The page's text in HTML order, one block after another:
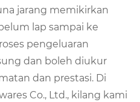
jarang memikirkan
lap sampai ke
pengeluaran
dan boleh diukur
dan prestasi. Di
Co., Ltd., kilang kami